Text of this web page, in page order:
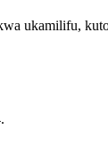
ukamilifu,